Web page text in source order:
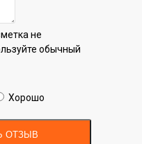
не
обычный
Хорошо
ОТЗЫВ